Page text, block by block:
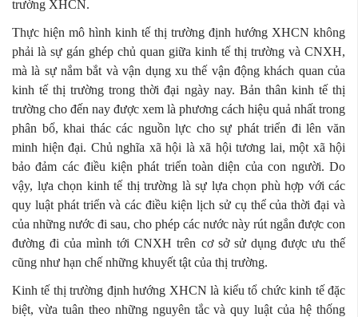
trường XHCN.
Thực hiện mô hình kinh tế thị trường định hướng XHCN không
phải là sự gán ghép chủ quan giữa kinh tế thị trường và CNXH,
mà là sự nắm bắt và vận dụng xu thế vận động khách quan của
kinh tế thị trường trong thời đại ngày nay. Bản thân kinh tế thị
trường cho đến nay được xem là phương cách hiệu quả nhất trong
phân bổ, khai thác các nguồn lực cho sự phát triển đi lên văn
minh hiện đại. Chủ nghĩa xã hội là xã hội tương lai, một xã hội
bảo đảm các điều kiện phát triển toàn diện của con người. Do
vậy, lựa chọn kinh tế thị trường là sự lựa chọn phù hợp với các
quy luật phát triển và các điều kiện lịch sử cụ thể của thời đại và
của những nước đi sau, cho phép các nước này rút ngắn được con
đường đi của mình tới CNXH trên cơ sở sử dụng được ưu thế
cũng như hạn chế những khuyết tật của thị trường.
Kinh tế thị trường định hướng XHCN là kiểu tổ chức kinh tế đặc
biệt, vừa tuân theo những nguyên tắc và quy luật của hệ thống